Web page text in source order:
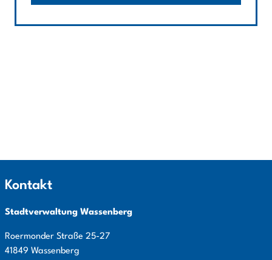
Kontakt
Stadtverwaltung Wassenberg
Roermonder Straße 25-27
41849 Wassenberg